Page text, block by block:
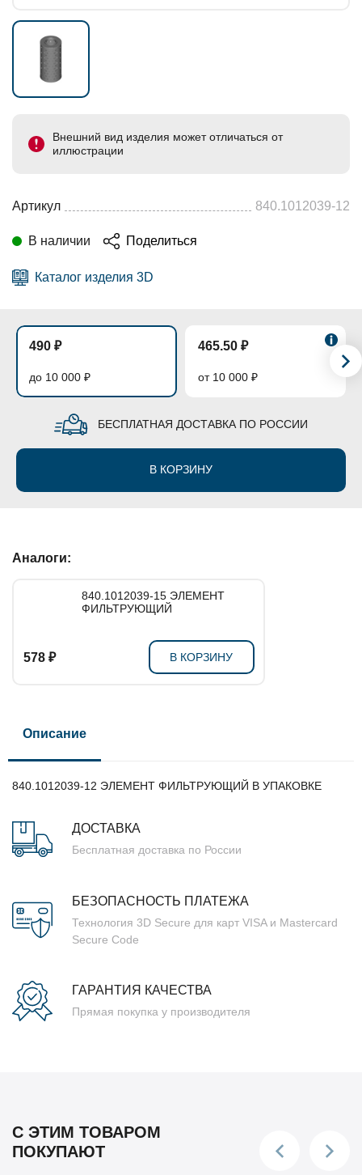
Внешний вид изделия может отличаться от
иллюстрации
Артикул 840.1012039-12
В наличии Поделиться
Каталог изделия 3D
490 ₽
до 10 000 ₽
465.50 ₽
от 10 000 ₽
БЕСПЛАТНАЯ ДОСТАВКА ПО РОССИИ
В КОРЗИНУ
Аналоги:
840.1012039-15 ЭЛЕМЕНТ
ФИЛЬТРУЮЩИЙ
578 ₽ В КОРЗИНУ
Описание
840.1012039-12 ЭЛЕМЕНТ ФИЛЬТРУЮЩИЙ В УПАКОВКЕ
ДОСТАВКА
Бесплатная доставка по России
БЕЗОПАСНОСТЬ ПЛАТЕЖА
Технология 3D Secure для карт VISA и Mastercard
Secure Code
ГАРАНТИЯ КАЧЕСТВА
Прямая покупка у производителя
С ЭТИМ ТОВАРОМ
ПОКУПАЮТ